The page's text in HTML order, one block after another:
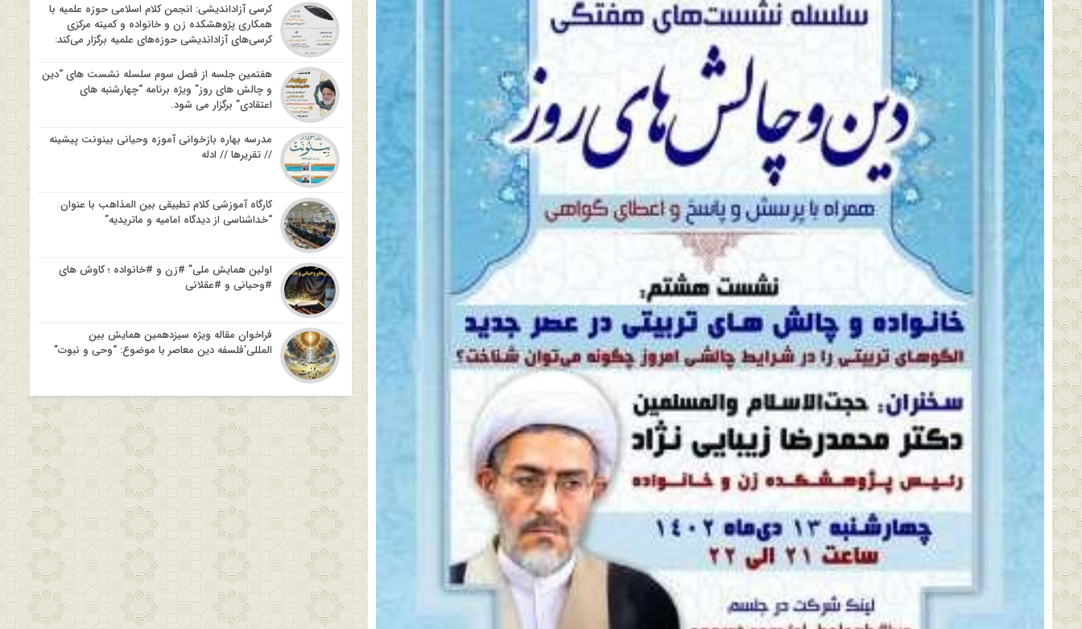
کرسی آزاداندیشی: انجمن کلام اسلامی حوزه علمیه با
همکاری پژوهشکده زن و خانواده و کمیته مرکزی
کرسی‌های آزاداندیشی حوزه‌های علمیه برگزار می‌کند:
هفتمین جلسه از فصل سوم سلسله نشست های “دین
و چالش های روز” ویژه برنامه “چهارشنبه های
اعتقادی” برگزار می شود.
مدرسه بهاره بازخوانی آموزه وحیانی بینونت پیشینه
// تقریرها // ادله
کارگاه آموزشی کلام تطبیقی بین المذاهب با عنوان
“خداشناسی از دیدگاه امامیه و ماتریدیه”
اولین همایش ملی” #زن و #خانواده ؛ کاوش های
#وحیانی و #عقلانی
فراخوان مقاله ویژه سیزدهمین همایش بین
المللی’فلسفه دین معاصر با موضوع: “وحی و نبوت”